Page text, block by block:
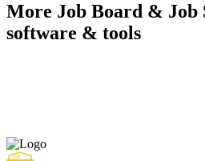
More Job Board & Job
software & tools